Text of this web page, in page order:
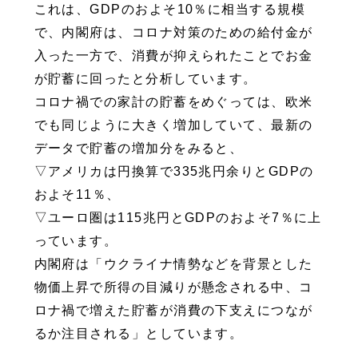
これは、GDPのおよそ10％に相当する規模
で、内閣府は、コロナ対策のための給付金が
入った一方で、消費が抑えられたことでお金
が貯蓄に回ったと分析しています。
コロナ禍での家計の貯蓄をめぐっては、欧米
でも同じように大きく増加していて、最新の
データで貯蓄の増加分をみると、
▽アメリカは円換算で335兆円余りとGDPの
およそ11％、
▽ユーロ圏は115兆円とGDPのおよそ7％に上
っています。
内閣府は「ウクライナ情勢などを背景とした
物価上昇で所得の目減りが懸念される中、コ
ロナ禍で増えた貯蓄が消費の下支えにつなが
るか注目される」としています。